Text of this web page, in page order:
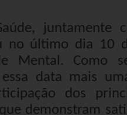
juntamente
no último dia 10
Mental. Como
data mais
dos
demonstram